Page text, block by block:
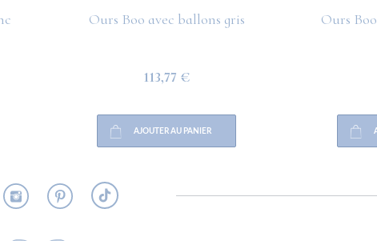
Ours Boo avec ballons gris
113,77 €
AJOUTER AU PANIER
Ours